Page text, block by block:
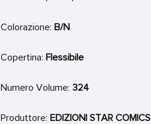
Colorazione: B/N
Copertina: Flessibile
Numero Volume: 324
Produttore: EDIZIONI STAR COMICS